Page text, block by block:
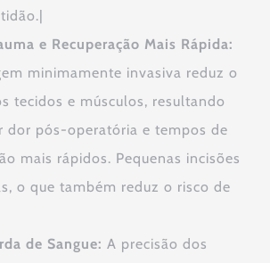
e Recuperação Mais Rápida:
minimamente invasiva reduz o
tecidos e músculos, resultando
dor pós-operatória e tempos de
mais rápidos. Pequenas incisões
o que também reduz o risco de
de Sangue: A precisão dos